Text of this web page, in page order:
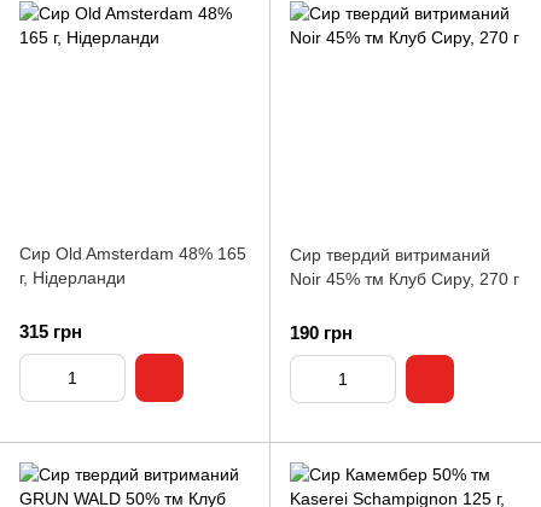
Сир Old Amsterdam 48% 165
г, Нідерланди
315 грн
Сир твердий витриманий
Noir 45% тм Клуб Сиру, 270 г
190 грн